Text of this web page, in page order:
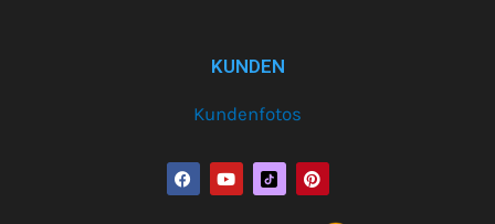
KUNDEN
Kundenfotos
F
a
c
Y
o
u
P
i
n